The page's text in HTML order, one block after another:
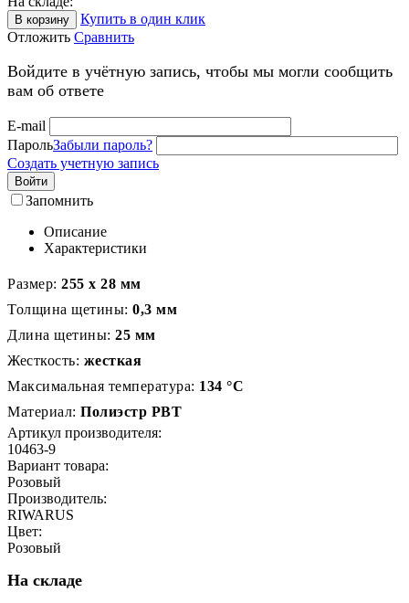
В корзину
Купить в один клик
Отложить Сравнить
Войдите в учётную запись, чтобы мы могли сообщить
вам об ответе
E-mail
ПарольЗабыли пароль?
Создать учетную запись
Войти
Запомнить
Описание
Характеристики
Размер: 255 х 28 мм
Толщина щетины: 0,3 мм
Длина щетины: 25 мм
Жесткость: жесткая
Максимальная температура: 134 °С
Материал: Полиэстр РВТ
Артикул производителя:
10463-9
Вариант товара:
Розовый
Производитель:
RIWARUS
Цвет:
Розовый
На складе